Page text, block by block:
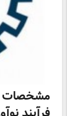
مشخصات